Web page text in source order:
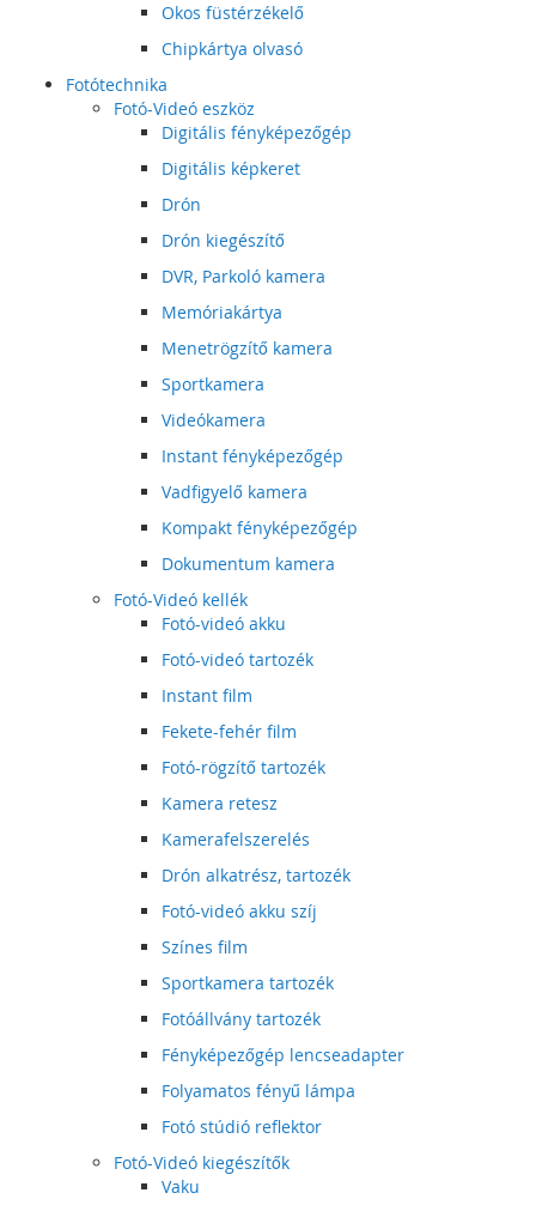
Okos füstérzékelő
Chipkártya olvasó
Fotótechnika
Fotó-Videó eszköz
Digitális fényképezőgép
Digitális képkeret
Drón
Drón kiegészítő
DVR, Parkoló kamera
Memóriakártya
Menetrögzítő kamera
Sportkamera
Videókamera
Instant fényképezőgép
Vadfigyelő kamera
Kompakt fényképezőgép
Dokumentum kamera
Fotó-Videó kellék
Fotó-videó akku
Fotó-videó tartozék
Instant film
Fekete-fehér film
Fotó-rögzítő tartozék
Kamera retesz
Kamerafelszerelés
Drón alkatrész, tartozék
Fotó-videó akku szíj
Színes film
Sportkamera tartozék
Fotóállvány tartozék
Fényképezőgép lencseadapter
Folyamatos fényű lámpa
Fotó stúdió reflektor
Fotó-Videó kiegészítők
Vaku